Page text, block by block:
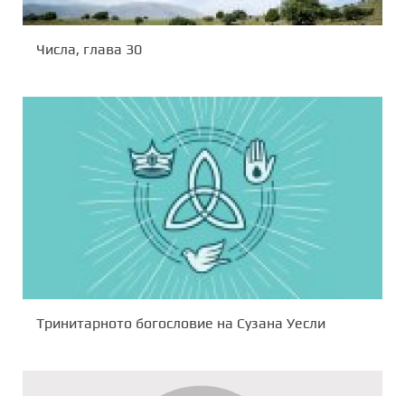
Числа, глава 30
Тринитарното богословие на Сузана Уесли